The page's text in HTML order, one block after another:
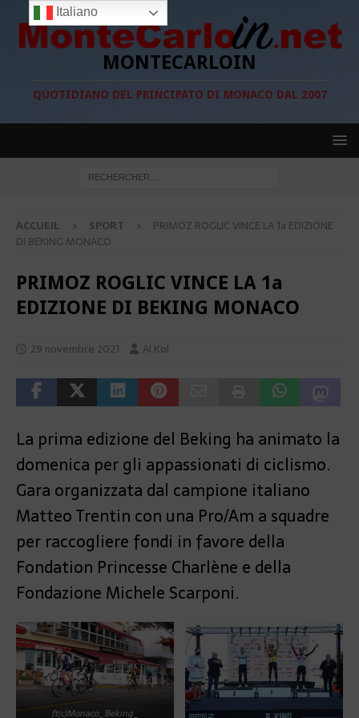
MONTECARLOIN
QUOTIDIANO DEL PRINCIPATO DI MONACO DAL 2007
ACCUEIL SPORT
PRIMOZ ROGLIC VINCE LA 1a EDIZIONE
DI BEKING MONACO
PRIMOZ ROGLIC VINCE LA 1a
EDIZIONE DI BEKING MONACO
29 novembre 2021 Al Kol
La prima edizione del Beking ha animato la
domenica per gli appassionati di ciclismo.
Gara organizzata dal campione italiano
Matteo Trentin con una Pro/Am a squadre
per raccogliere fondi in favore della
Fondation Princesse Charlène e della
Fondazione Michele Scarponi.
ft(c)Monaco_Beking
Italiano